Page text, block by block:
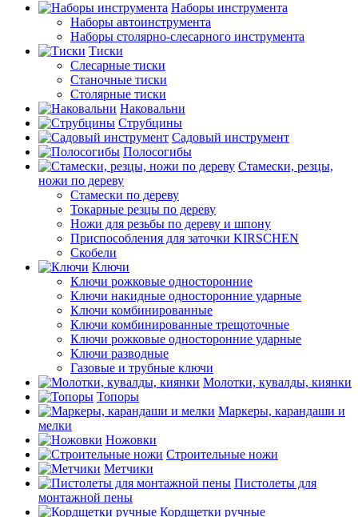
Наборы инструмента
Наборы автоинструмента
Наборы столярно-слесарного инструмента
Тиски
Слесарные тиски
Станочные тиски
Столярные тиски
Наковальни
Струбцины
Садовый инструмент
Полосогибы
Стамески, резцы,
ножи по дереву
Стамески по дереву
Токарные резцы по дереву
Ножи для резьбы по дереву и шпону
Приспособления для заточки KIRSCHEN
Скобели
Ключи
Ключи рожковые односторонние
Ключи накидные односторонние ударные
Ключи комбинированные
Ключи комбинированные трещоточные
Ключи рожковые односторонние ударные
Ключи разводные
Газовые и трубные ключи
Молотки, кувалды, киянки
Топоры
Маркеры, карандаши и
мелки
Ножовки
Строительные ножи
Метчики
Пистолеты для
монтажной пены
Кордщетки ручные